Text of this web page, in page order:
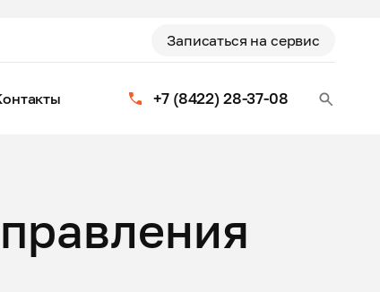
Записаться на сервис
+7 (8422) 28-37-08